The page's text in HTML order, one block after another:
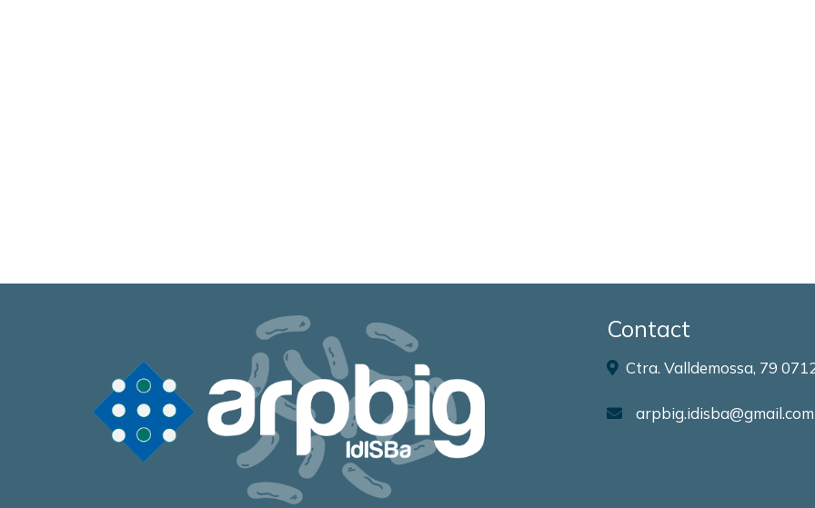
Contact
Ctra. Valldemossa, 79
arpbig.idisba@gmail.com